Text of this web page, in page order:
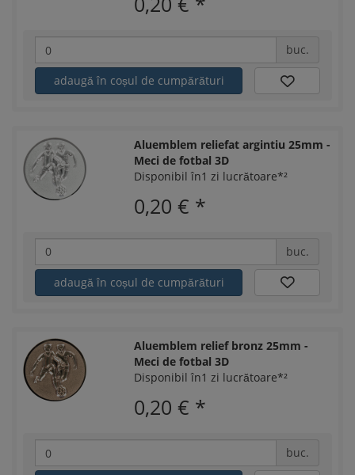
buc.
adaugă în coșul de cumpărături
Aluemblem reliefat argintiu 25mm -
Meci de fotbal 3D
Disponibil în1 zi lucrătoare*²
0,20 € *
buc.
adaugă în coșul de cumpărături
Aluemblem relief bronz 25mm -
Meci de fotbal 3D
Disponibil în1 zi lucrătoare*²
0,20 € *
buc.